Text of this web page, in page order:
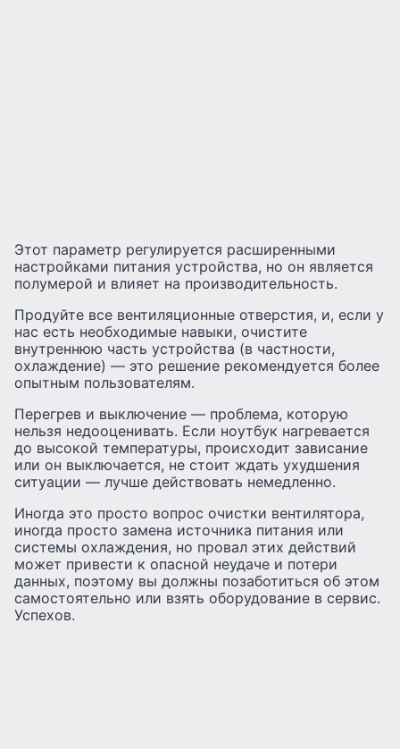
Этот параметр регулируется расширенными
настройками питания устройства, но он является
полумерой и влияет на производительность.
Продуйте все вентиляционные отверстия, и, если у
нас есть необходимые навыки, очистите
внутреннюю часть устройства (в частности,
охлаждение) — это решение рекомендуется более
опытным пользователям.
Перегрев и выключение — проблема, которую
нельзя недооценивать. Если ноутбук нагревается
до высокой температуры, происходит зависание
или он выключается, не стоит ждать ухудшения
ситуации — лучше действовать немедленно.
Иногда это просто вопрос очистки вентилятора,
иногда просто замена источника питания или
системы охлаждения, но провал этих действий
может привести к опасной неудаче и потери
данных, поэтому вы должны позаботиться об этом
самостоятельно или взять оборудование в сервис.
Успехов.